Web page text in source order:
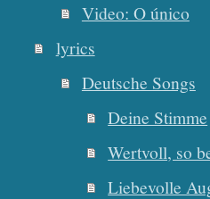
Video: O único
lyrics
Deutsche Songs
Deine Stimme
Wertvoll, so
Liebevolle